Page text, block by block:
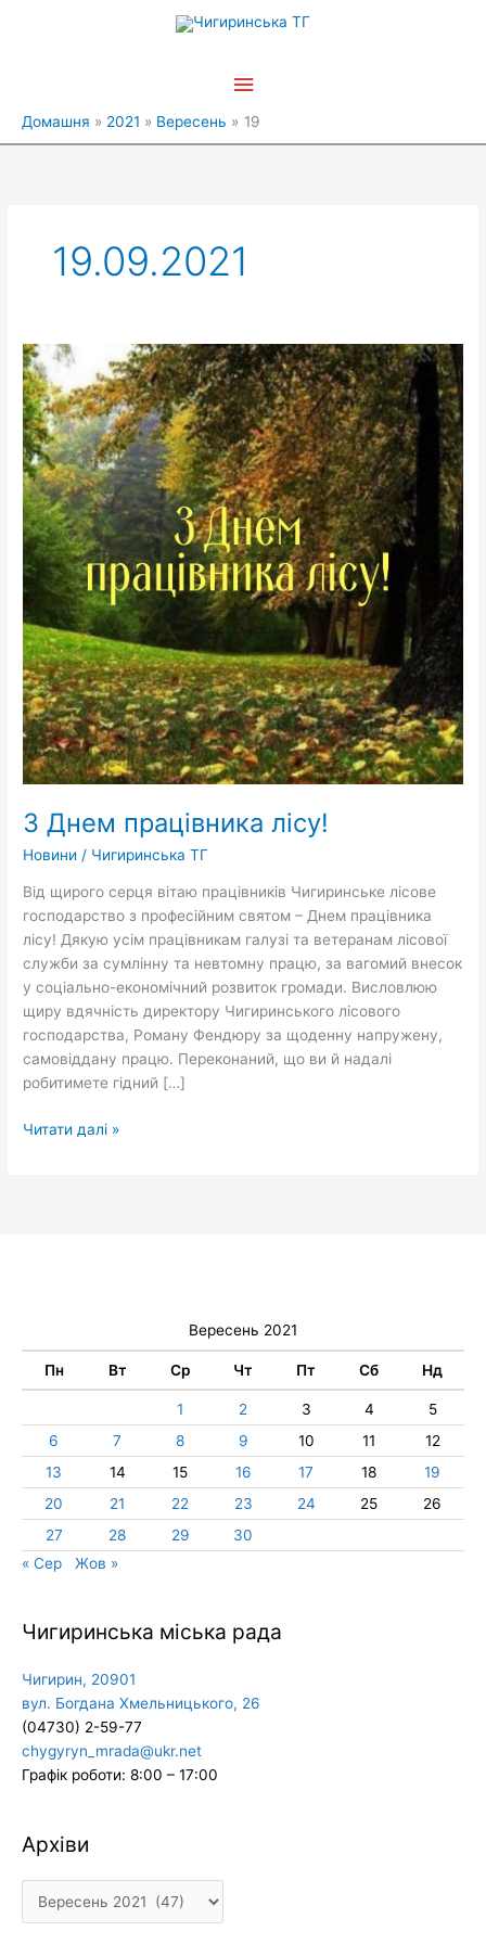
Головне
Домашня 2021 Вересень 19
19.09.2021
З Днем працівника лісу!
Новини / Чигиринська ТГ
Від щирого серця вітаю працівників Чигиринське лісове
господарство з професійним святом – Днем працівника
лісу! Дякую усім працівникам галузі та ветеранам лісової
служби за сумлінну та невтомну працю, за вагомий внесок
у соціально-економічний розвиток громади. Висловлюю
щиру вдячність директору Чигиринського лісового
господарства, Роману Фендюру за щоденну напружену,
самовіддану працю. Переконаний, що ви й надалі
робитимете гідний […]
З
Днем
працівника
лісу!
Читати далі »
Вересень 2021
Пн Вт Ср Чт Пт Сб Нд
1 2 3 4
5
6
7 8 9 10 11
12
13
14 15 16 17 18
19
20
21 22 23 24 25
26
27
28 29
30
« Сер
Жов »
Чигиринська міська рада
Чигирин, 20901
вул. Богдана Хмельницького, 26
(04730) 2-59-77
chygyryn_mrada@ukr.net
Графік роботи: 8:00 – 17:00
Архіви
Архіви